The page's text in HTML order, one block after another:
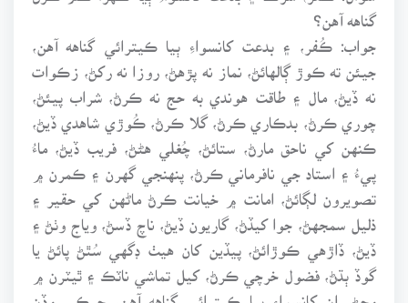
گناهه آهن؟
جواب: ڪُفر، ۽ بدعت کانسواءِ ٻيا ڪيترائي گناهه آهن،
جيئن ته ڪوڙ ڳالهائڻ، نماز نه پڙهڻ، روزا نه رکڻ، زڪوات
نه ڏيڻ، مال ۽ طاقت هوندي به حج نه ڪرڻ، شراب پيئڻ،
چوري ڪرڻ، بدڪاري ڪرڻ، گلا ڪرڻ، ڪُوڙي شاهدي ڏيڻ،
ڪنهن کي ناحق مارڻ، ستائڻ، چُغلي هڻڻ، فريب ڏيڻ، ماءُ
پيءُ ۽ استاد جي نافرماني ڪرڻ، پنهنجي گهرن ۽ ڪمرن ۾
تصويرون لڳائڻ، امانت ۾ خيانت ڪرڻ ماڻهن کي حقير ۽
ذليل سمجهڻ، جوا کيڏڻ، گاريون ڏيڻ، ناچ ڏسڻ، وياج وٺڻ ۽
ڏيڻ، ڏاڙهي ڪوڙائڻ، پيڏين کان هيٺ ڊگهي سُٿڻ پائڻ يا
گوڏ ٻڌڻ، فضول خرچي ڪرڻ، کيل تماشي ناٽڪ ۽ ٿيٽرن ۾
وڃڻ، ان کانسواءِ ٻيا ڪيترائي گناهه آهن، جيڪي وڏن